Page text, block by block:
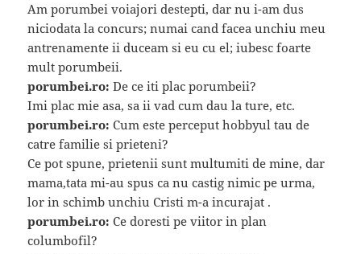
Am porumbei voiajori destepti, dar nu i-am dus
niciodata la concurs; numai cand facea unchiu meu
antrenamente ii duceam si eu cu el; iubesc foarte
mult porumbeii.
porumbei.ro:De ce iti plac porumbeii?
Imi plac mie asa, sa ii vad cum dau la ture, etc.
porumbei.ro:Cum este perceput hobbyul tau de
catre familie si prieteni?
Ce pot spune, prietenii sunt multumiti de mine, dar
mama,tata mi-au spus ca nu castig nimic pe urma,
lor in schimb unchiu Cristi m-a incurajat .
porumbei.ro:Ce doresti pe viitor in plan
columbofil?